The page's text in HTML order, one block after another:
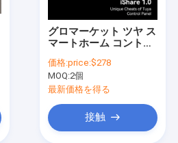
グロマーケット ツヤ ス
マートホーム コントロ
スクリーン BLE ジグビ
ー ゲートウェイ ビルデ
ィング インターコン 互
換性
価格:price:$278
MOQ:2個
最新価格を得る
接触